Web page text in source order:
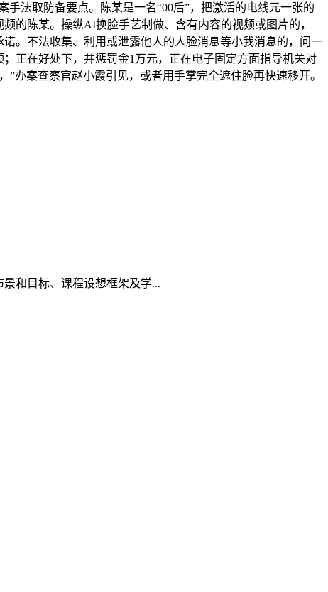
法取防备要点。陈某是一名“00后”，把激活的电线元一张的
的陈某。操纵AI换脸手艺制做、含有内容的视频或图片的，
。不法收集、利用或泄露他人的人脸消息等小我消息的，问一
正在好处下，并惩罚金1万元，正在电子固定方面指导机关对
办案查察官赵小霞引见，或者用手掌完全遮住脸再快速移开。
和目标、课程设想框架及学...